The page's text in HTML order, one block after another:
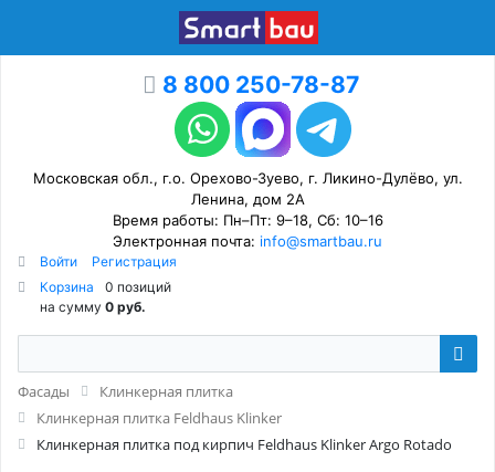
8 800 250-78-87
Московская обл., г.о. Орехово-Зуево, г. Ликино-Дулёво, ул.
Ленина, дом 2А
Время работы: Пн–Пт: 9–18, Сб: 10–16
Электронная почта: info@smartbau.ru
Войти
Регистрация
Корзина
0 позиций
на сумму 0 руб.
Фасады
Клинкерная плитка
Клинкерная плитка Feldhaus Klinker
Клинкерная плитка под кирпич Feldhaus Klinker Argo Rotado